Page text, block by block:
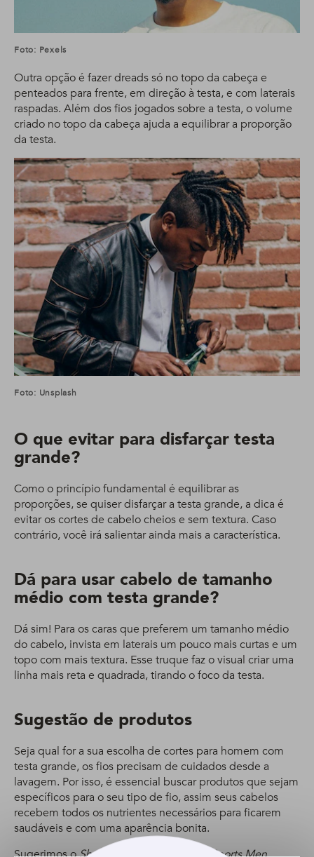
Foto: Pexels
Outra opção é fazer dreads só no topo da cabeça e
penteados para frente, em direção à testa, e com laterais
raspadas. Além dos fios jogados sobre a testa, o volume
criado no topo da cabeça ajuda a equilibrar a proporção
da testa.
Foto: Unsplash
O que evitar para disfarçar testa
grande?
Como o princípio fundamental é equilibrar as
proporções, se quiser disfarçar a testa grande, a dica é
evitar os cortes de cabelo cheios e sem textura. Caso
contrário, você irá salientar ainda mais a característica.
Dá para usar cabelo de tamanho
médio com testa grande?
Dá sim! Para os caras que preferem um tamanho médio
do cabelo, invista em laterais um pouco mais curtas e um
topo com mais textura. Esse truque faz o visual criar uma
linha mais reta e quadrada, tirando o foco da testa.
Sugestão de produtos
Seja qual for a sua escolha de cortes para homem com
testa grande, os fios precisam de cuidados desde a
lavagem. Por isso, é essencial buscar produtos que sejam
específicos para o seu tipo de fio, assim seus cabelos
recebem todos os nutrientes necessários para ficarem
saudáveis e com uma aparência bonita.